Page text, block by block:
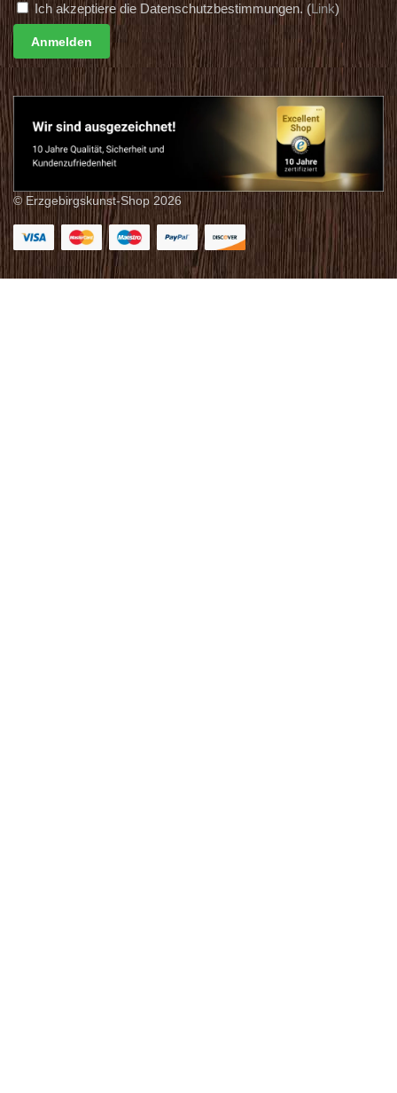
Ich akzeptiere die Datenschutzbestimmungen. (Link)
© Erzgebirgskunst-Shop 2026